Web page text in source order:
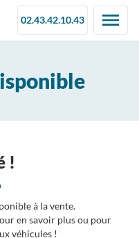
02.43.42.10.43
!
à la vente.
en savoir plus ou pour
véhicules !